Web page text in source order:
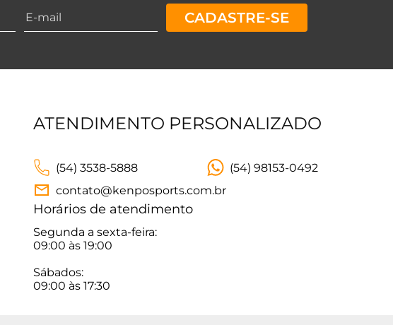
CADASTRE-SE
ATENDIMENTO PERSONALIZADO
(54) 3538-5888
(54) 98153-0492
contato@kenposports.com.br
Horários de atendimento
Segunda a sexta-feira:
09:00 às 19:00
Sábados:
09:00 às 17:30